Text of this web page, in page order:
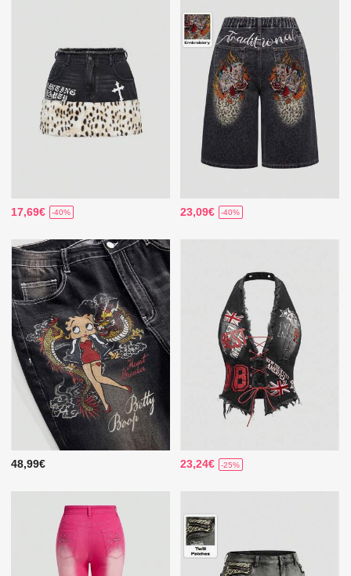
17,69€ -40% 23,09€ -40%
48,99€ 23,24€ -25%